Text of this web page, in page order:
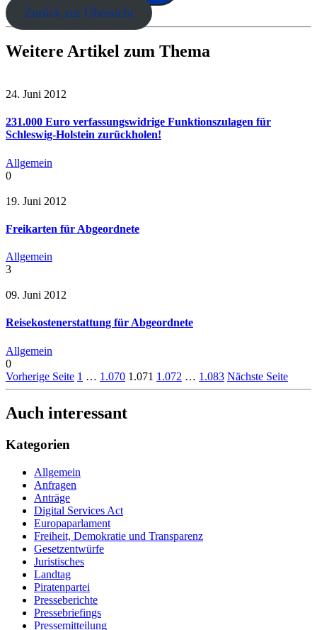
Zurück zur Übersicht
Weitere Artikel zum Thema
24. Juni 2012
231.000 Euro verfassungswidrige Funktionszulagen für
Schleswig-Holstein zurückholen!
Allgemein
0
19. Juni 2012
Freikarten für Abgeordnete
Allgemein
3
09. Juni 2012
Reisekostenerstattung für Abgeordnete
Allgemein
0
Vorherige Seite 1 … 1.070 1.071 1.072 … 1.083 Nächste Seite
Auch interessant
Kategorien
Allgemein
Anfragen
Anträge
Digital Services Act
Europaparlament
Freiheit, Demokratie und Transparenz
Gesetzentwürfe
Juristisches
Landtag
Piratenpartei
Presseberichte
Pressebriefings
Pressemitteilung